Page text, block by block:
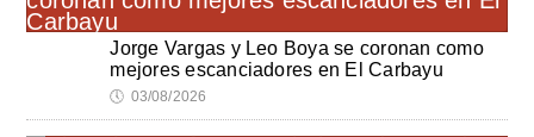
Jorge Vargas y Leo Boya se coronan como
mejores escanciadores en El Carbayu
🕔 03/08/2026